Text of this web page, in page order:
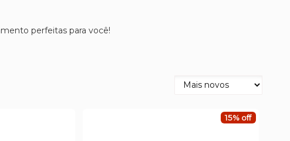
perfeitas para você!
15% off